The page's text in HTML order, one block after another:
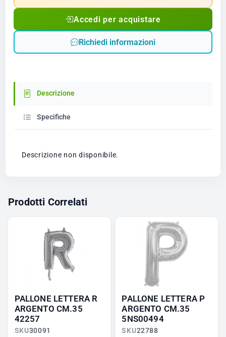
Accedi per acquistare
Richiedi informazioni
Descrizione
Specifiche
Descrizione non disponibile.
Prodotti Correlati
PALLONE LETTERA R
ARGENTO CM.35
42257
SKU30091
PALLONE LETTERA P
ARGENTO CM.35
5NS00494
SKU22788